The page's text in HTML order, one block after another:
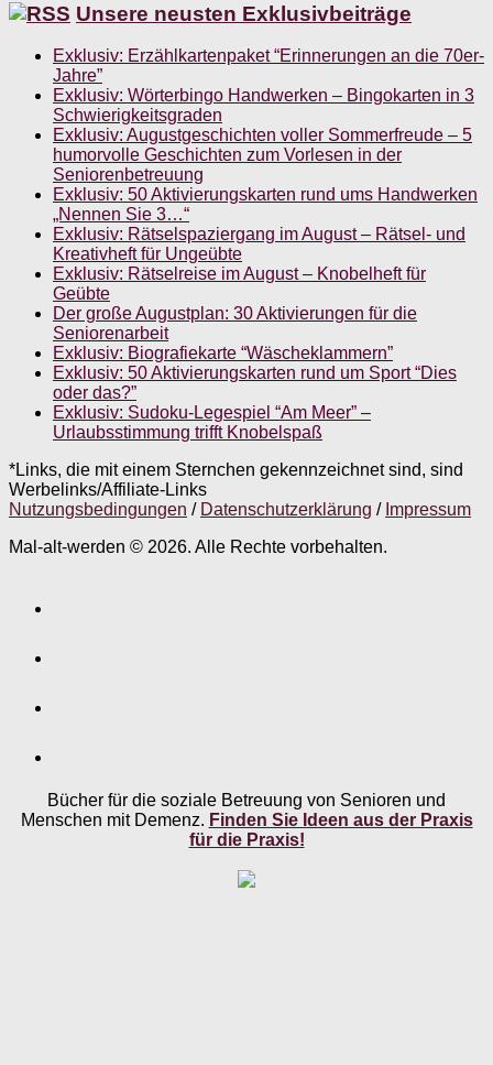
Unsere neusten Exklusivbeiträge
Exklusiv: Erzählkartenpaket “Erinnerungen an die 70er-
Jahre”
Exklusiv: Wörterbingo Handwerken – Bingokarten in 3
Schwierigkeitsgraden
Exklusiv: Augustgeschichten voller Sommerfreude – 5
humorvolle Geschichten zum Vorlesen in der
Seniorenbetreuung
Exklusiv: 50 Aktivierungskarten rund ums Handwerken
„Nennen Sie 3…“
Exklusiv: Rätselspaziergang im August – Rätsel- und
Kreativheft für Ungeübte
Exklusiv: Rätselreise im August – Knobelheft für
Geübte
Der große Augustplan: 30 Aktivierungen für die
Seniorenarbeit
Exklusiv: Biografiekarte “Wäscheklammern”
Exklusiv: 50 Aktivierungskarten rund um Sport “Dies
oder das?”
Exklusiv: Sudoku-Legespiel “Am Meer” –
Urlaubsstimmung trifft Knobelspaß
*Links, die mit einem Sternchen gekennzeichnet sind, sind
Werbelinks/Affiliate-Links
Nutzungsbedingungen / Datenschutzerklärung / Impressum
Mal-alt-werden © 2026. Alle Rechte vorbehalten.
Bücher für die soziale Betreuung von Senioren und
Menschen mit Demenz. Finden Sie Ideen aus der Praxis
für die Praxis!